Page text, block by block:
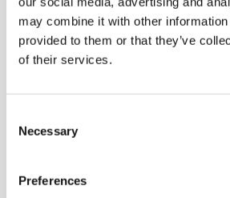
may combine it with other information
provided to them or that they’ve
of their services.
Selection
Necessary
Preferences
Følg os på Facebook...
Følg os på Facebook...
Følg os på Facebook... Śledź